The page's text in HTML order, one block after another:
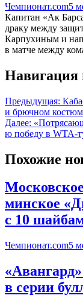
Чемпионат.com5
Капитан «Ак
драку между
Карпухиным и
в матче между
Навигация
Предыдущая:
и брючном
Далее:
ю победу в WTA-
Похожие
минское
с 10
Чемпионат.com5
в серии